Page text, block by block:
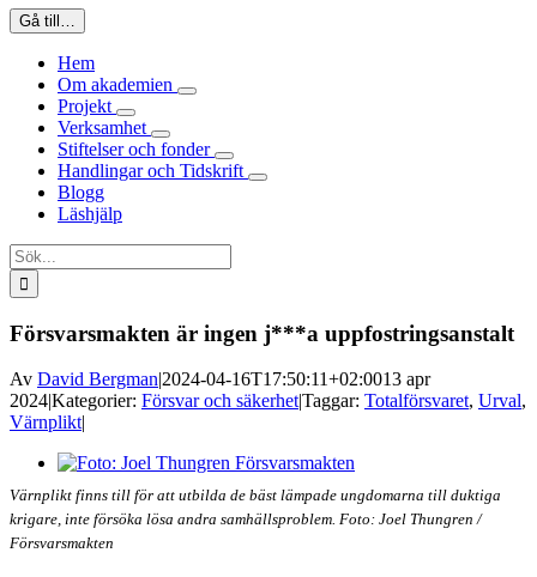
Gå till…
Hem
Om akademien
Projekt
Verksamhet
Stiftelser och fonder
Handlingar och Tidskrift
Blogg
Läshjälp
Sök
efter:
Försvarsmakten är ingen j***a uppfostringsanstalt
Av David Bergman|2024-04-16T17:50:11+02:0013 apr
2024|Kategorier: Försvar och säkerhet|Taggar: Totalförsvaret, Urval,
Värnplikt|
Visa
bild
Värnplikt finns till för att utbilda de bäst lämpade ungdomarna till duktiga
krigare, inte försöka lösa andra samhällsproblem. Foto: Joel Thungren /
Försvarsmakten